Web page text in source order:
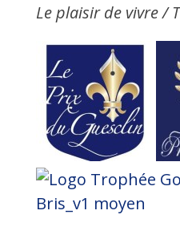
Le plaisir de vivre /